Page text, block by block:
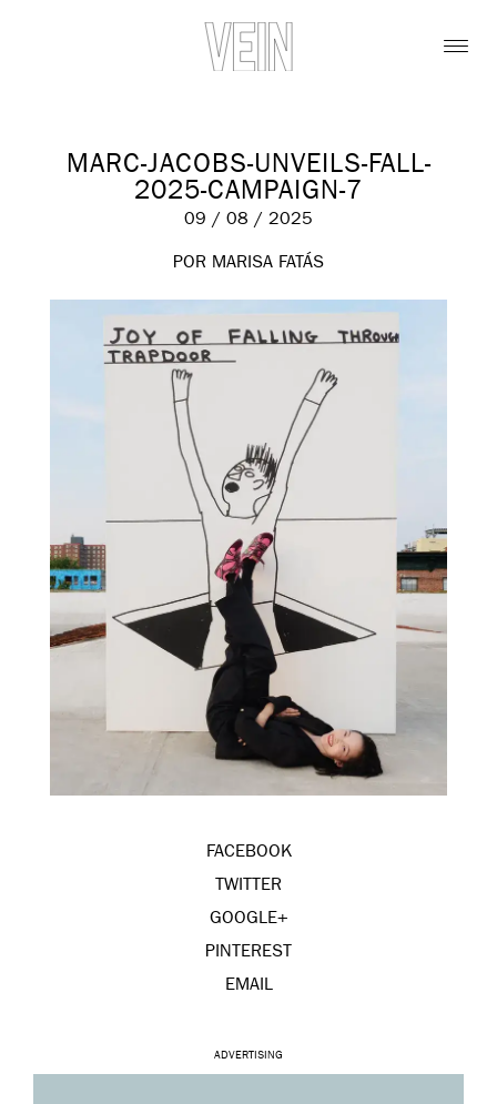
MARC-JACOBS-UNVEILS-FALL-
2025-CAMPAIGN-7
09 / 08 / 2025
POR MARISA FATÁS
FACEBOOK
TWITTER
GOOGLE+
PINTEREST
EMAIL
ADVERTISING